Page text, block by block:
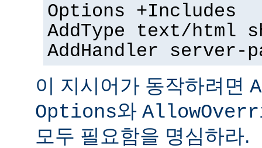
Options +Includes
AddType text/html
AddHandler server-
이 지시어가 동작하려면
Options와
모두 필요함을 명심하라.